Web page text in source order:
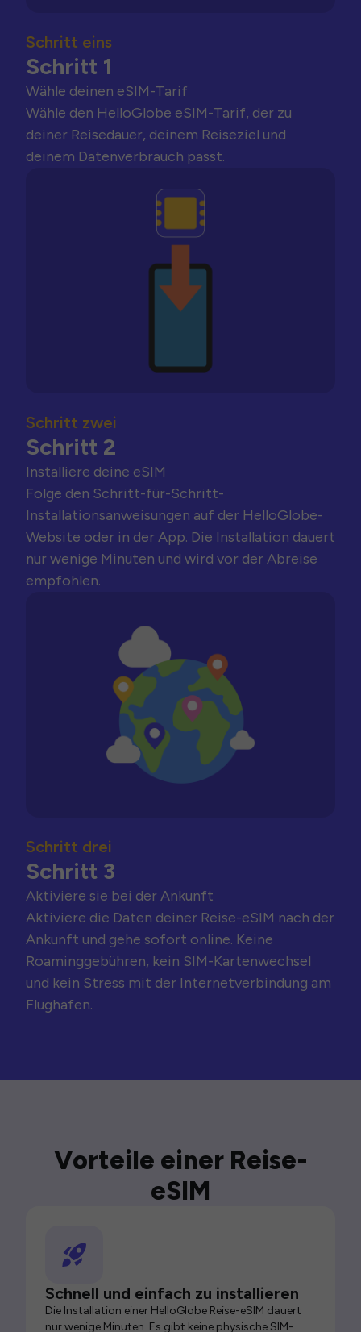
Schritt eins
Schritt 1
Wähle deinen eSIM-Tarif
Wähle den HelloGlobe eSIM-Tarif, der zu
deiner Reisedauer, deinem Reiseziel und
deinem Datenverbrauch passt.
Schritt zwei
Schritt 2
Installiere deine eSIM
Folge den Schritt-für-Schritt-
Installationsanweisungen auf der HelloGlobe-
Website oder in der App. Die Installation dauert
nur wenige Minuten und wird vor der Abreise
empfohlen.
Schritt drei
Schritt 3
Aktiviere sie bei der Ankunft
Aktiviere die Daten deiner Reise-eSIM nach der
Ankunft und gehe sofort online. Keine
Roaminggebühren, kein SIM-Kartenwechsel
und kein Stress mit der Internetverbindung am
Flughafen.
Vorteile einer Reise-
eSIM
Schnell und einfach zu installieren
Die Installation einer HelloGlobe Reise-eSIM dauert
nur wenige Minuten. Es gibt keine physische SIM-